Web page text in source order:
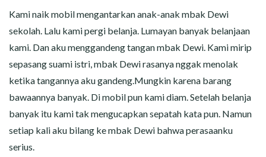
Kami naik mobil mengantarkan anak-anak mbak Dewi
sekolah. Lalu kami pergi belanja. Lumayan banyak belanjaan
kami. Dan aku menggandeng tangan mbak Dewi. Kami mirip
sepasang suami istri, mbak Dewi rasanya nggak menolak
ketika tangannya aku gandeng.Mungkin karena barang
bawaannya banyak. Di mobil pun kami diam. Setelah belanja
banyak itu kami tak mengucapkan sepatah kata pun. Namun
setiap kali aku bilang ke mbak Dewi bahwa perasaanku
serius.